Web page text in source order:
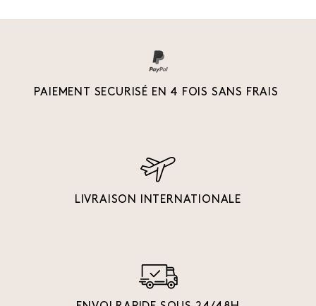
PAIEMENT SECURISÉ EN 4 FOIS SANS FRAIS
LIVRAISON INTERNATIONALE